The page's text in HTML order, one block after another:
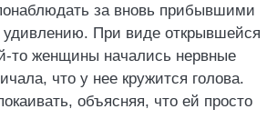
за вновь прибывшими
удивлению. При виде открывшейся
то женщины начались нервные
что у нее кружится голова.
объясняя, что ей просто